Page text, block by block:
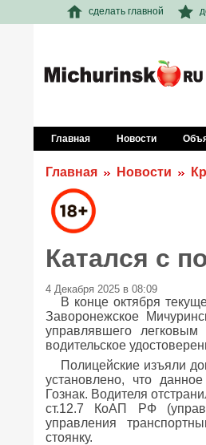
сделать главной
Главная Новости
Главная Новости
Катался с
4 Декабря 2025 в 08:09
В конце октября
Заворонежское
управлявшего
водительское
Полицейские изъяли
установлено, что
Гознак. Водителя
ст.12.7 КоАП РФ
управления
стоянку.